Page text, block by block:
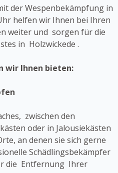
der Wespenbekämpfung in
helfen wir Ihnen bei Ihren
weiter und sorgen für die
in Holzwickede .
wir Ihnen bieten:
zwischen den
oder in Jalousiekästen
an denen sie sich gerne
Schädlingsbekämpfer
die Entfernung Ihrer